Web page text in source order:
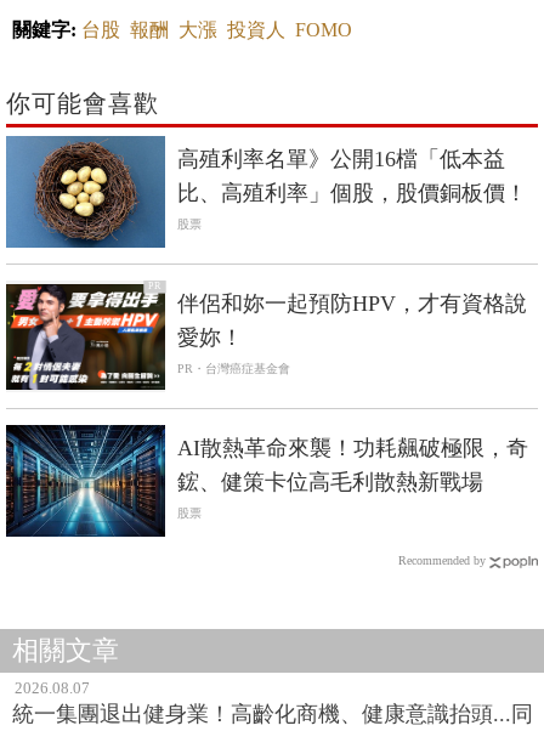
關鍵字: 台股 報酬 大漲 投資人 FOMO
你可能會喜歡
高殖利率名單》公開16檔「低本益
比、高殖利率」個股，股價銅板價！
股票
PR
伴侶和妳一起預防HPV，才有資格說
愛妳！
PR・台灣癌症基金會
AI散熱革命來襲！功耗飆破極限，奇
鋐、健策卡位高毛利散熱新戰場
股票
Recommended by
相關文章
2026.08.07
統一集團退出健身業！高齡化商機、健康意識抬頭...同